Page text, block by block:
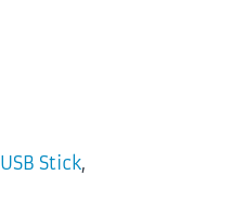
USB Stick,